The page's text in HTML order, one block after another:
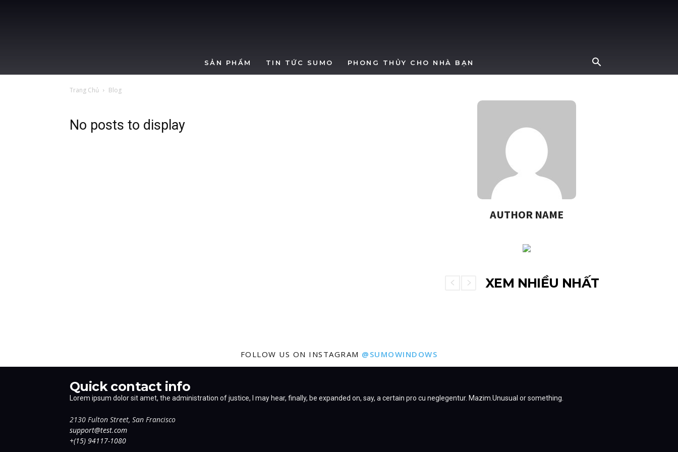
SẢN PHẨM TIN TỨC SUMO PHONG THỦY CHO NHÀ BẠN
Trang Chủ Blog
No posts to display
AUTHOR NAME
XEM NHIỀU NHẤT
FOLLOW US ON INSTAGRAM @SUMOWINDOWS
Quick contact info
Lorem ipsum dolor sit amet, the administration of justice, I may hear, finally, be expanded on, say, a certain pro cu neglegentur. Mazim.Unusual or something.
2130 Fulton Street, San Francisco
support@test.com
+(15) 94117-1080